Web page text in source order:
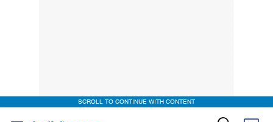
SCROLL TO CONTINUE WITH CONTENT